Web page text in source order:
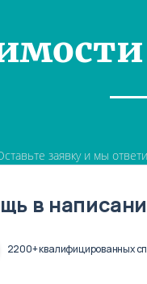
заявку и мы
в
2200+ квалифицированных